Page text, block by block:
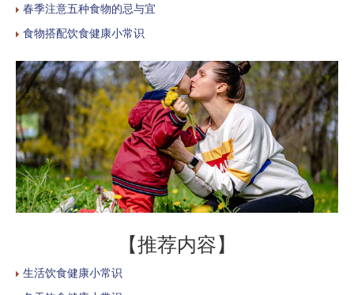
春季注意五种食物的忌与宜
食物搭配饮食健康小常识
【推荐内容】
生活饮食健康小常识